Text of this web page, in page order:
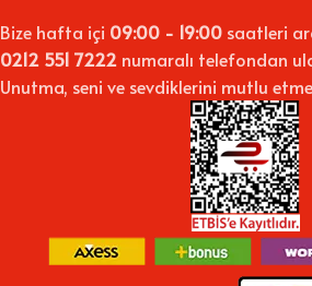
Bize hafta içi 09:00 - 19:00 saatleri
0212 551 7222 numaralı telefondan
Unutma, seni ve sevdiklerini mutlu